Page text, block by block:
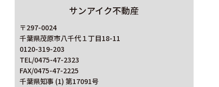
サンアイク不動産
〒297-0024
千葉県茂原市八千代１丁目18-11
0120-319-203
TEL/0475-47-2323
FAX/0475-47-2225
千葉県知事 (1) 第17091号